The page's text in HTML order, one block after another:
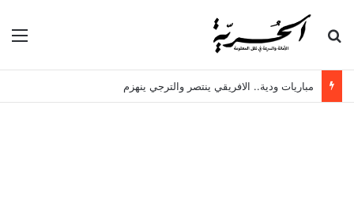
بحث عن
مباريات ودية.. الافريقي ينتصر والترجي ينهزم